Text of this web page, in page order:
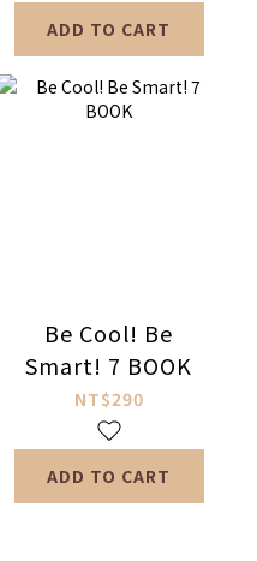
ADD TO CART
Be Cool! Be
Smart! 7 BOOK
NT$290
ADD TO CART